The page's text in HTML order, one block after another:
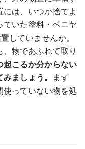
は、いつか捨てよ
ていた塗料・ベニヤ
していませんか。
物であふれて取り
起こるか分からない
ましょう。
まず
使っていない物を処